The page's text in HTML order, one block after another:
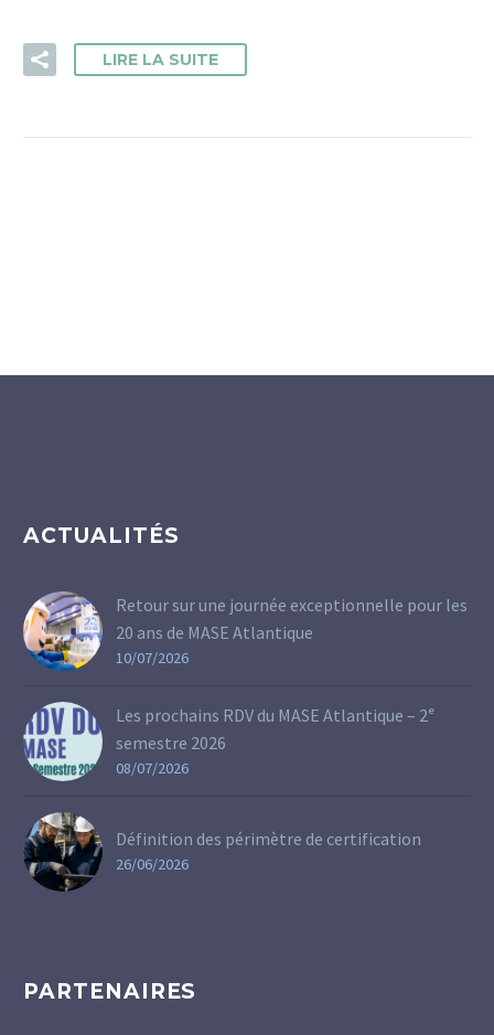
LIRE LA SUITE
ACTUALITÉS
Retour sur une journée exceptionnelle pour les
20 ans de MASE Atlantique
10/07/2026
Les prochains RDV du MASE Atlantique – 2ᵉ
semestre 2026
08/07/2026
Définition des périmètre de certification
26/06/2026
PARTENAIRES